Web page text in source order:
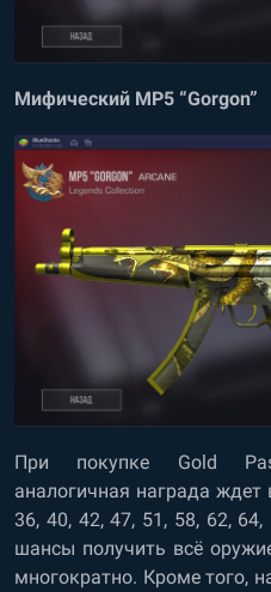
Мифический MP5 “Gorgon”
При покупке Gold
аналогичная награда ждет
36, 40, 42, 47, 51, 58, 62,
шансы получить всё
многократно. Кроме того,